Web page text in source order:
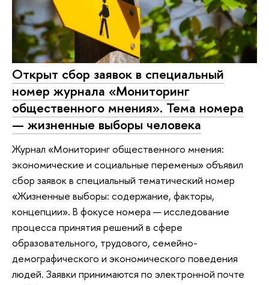
Открыт сбор заявок в специальный
номер журнала «Мониторинг
общественного мнения». Тема номера
— жизненные выборы человека
Журнал «Мониторинг общественного мнения:
экономические и социальные перемены» объявил
сбор заявок в специальный тематический номер
«Жизненные выборы: содержание, факторы,
концепции». В фокусе номера — исследование
процесса принятия решений в сфере
образовательного, трудового, семейно-
демографического и экономического поведения
людей. Заявки принимаются по электронной почте